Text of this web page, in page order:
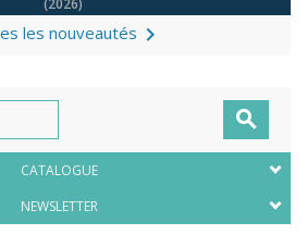
(2026)
les nouveautés 

CATALOGUE
NEWSLETTER